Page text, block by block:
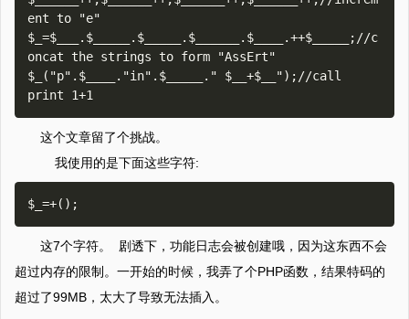
ent to "e"
$_=$___.$_____.$_____.$______.$____.++$_____;//c
oncat the strings to form "AssErt"
$_("p".$____."in".$_____." $__+$__");//call
这个文章留了个挑战。
我使用的是下面这些字符:
这7个字符。 剧透下，功能日志会被创建哦，因为这东西不会
超过内存的限制。一开始的时候，我弄了个PHP函数，结果特码的
超过了99MB，太大了导致无法插入。